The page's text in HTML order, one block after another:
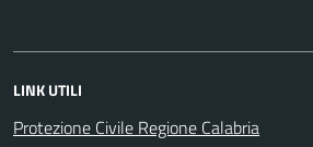
LINK UTILI
Protezione Civile Regione Calabria